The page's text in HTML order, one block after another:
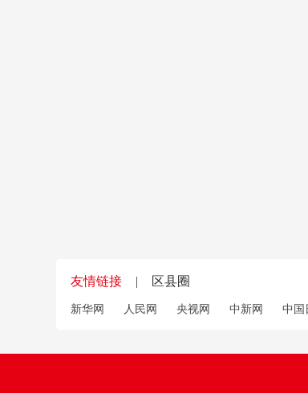
友情链接 | 区县圈
新华网 人民网 央视网 中新网 中国